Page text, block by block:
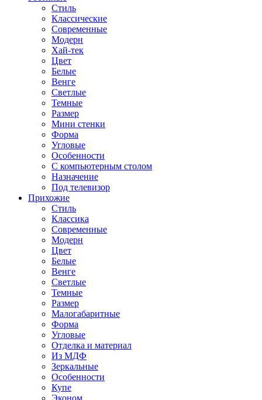
Стиль
Классические
Современные
Модерн
Хай-тек
Цвет
Белые
Венге
Светлые
Темные
Размер
Мини стенки
Форма
Угловые
Особенности
С компьютерным столом
Назначение
Под телевизор
Прихожие
Стиль
Классика
Современные
Модерн
Цвет
Белые
Венге
Светлые
Темные
Размер
Малогабаритные
Форма
Угловые
Отделка и материал
Из МДФ
Зеркальные
Особенности
Купе
Эконом